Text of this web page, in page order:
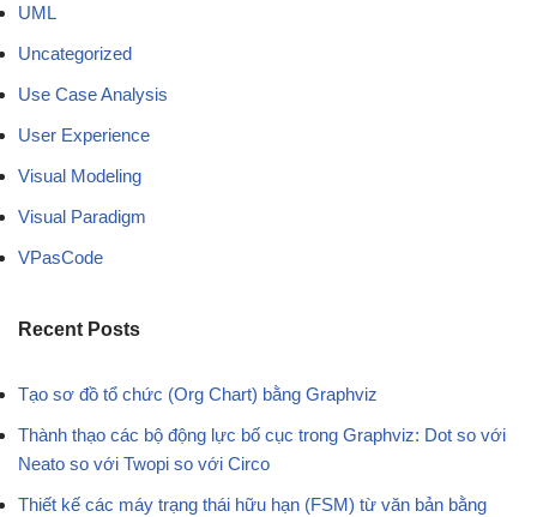
UML
Uncategorized
Use Case Analysis
User Experience
Visual Modeling
Visual Paradigm
VPasCode
Recent Posts
Tạo sơ đồ tổ chức (Org Chart) bằng Graphviz
Thành thạo các bộ động lực bố cục trong Graphviz: Dot so với
Neato so với Twopi so với Circo
Thiết kế các máy trạng thái hữu hạn (FSM) từ văn bản bằng